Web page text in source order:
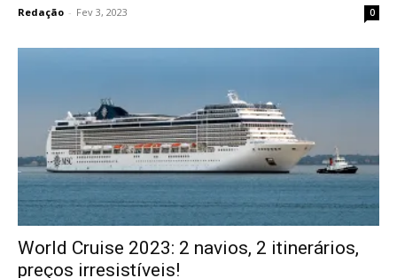
Redação - Fev 3, 2023 0
World Cruise 2023: 2 navios, 2 itinerários,
preços irresistíveis!